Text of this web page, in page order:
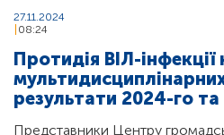
27.11.2024
08:24
Протидія ВІЛ-інфекції
результати 2024-го
Представники Центру